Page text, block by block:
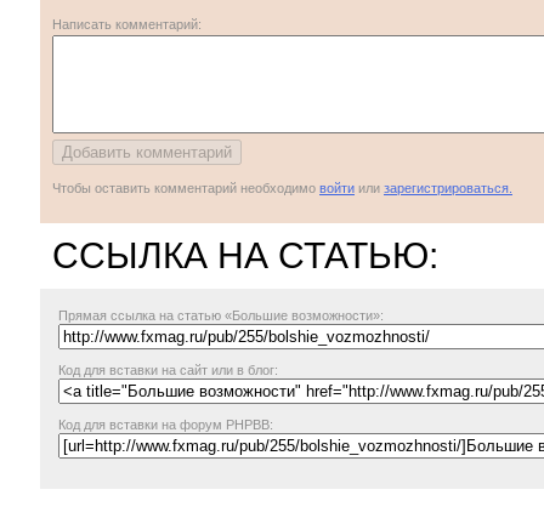
Написать комментарий:
Чтобы оставить комментарий необходимо войти или зарегистрироваться.
ССЫЛКА НА СТАТЬЮ:
Прямая ссылка на статью «Большие возможности»:
Код для вставки на сайт или в блог:
Код для вставки на форум PHPBB: